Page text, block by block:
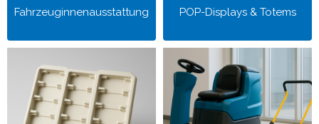
Fahrzeuginnenausstattung POP-Displays & Totems